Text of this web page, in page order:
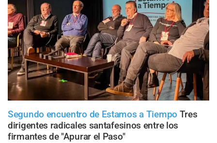
Segundo encuentro de Estamos a Tiempo Tres
dirigentes radicales santafesinos entre los
firmantes de "Apurar el Paso"